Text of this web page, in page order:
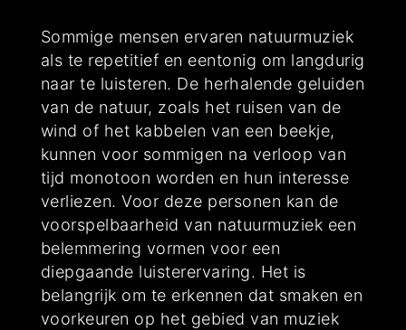
Sommige mensen ervaren natuurmuziek
als te repetitief en eentonig om langdurig
naar te luisteren. De herhalende geluiden
van de natuur, zoals het ruisen van de
wind of het kabbelen van een beekje,
kunnen voor sommigen na verloop van
tijd monotoon worden en hun interesse
verliezen. Voor deze personen kan de
voorspelbaarheid van natuurmuziek een
belemmering vormen voor een
diepgaande luisterervaring. Het is
belangrijk om te erkennen dat smaken en
voorkeuren op het gebied van muziek